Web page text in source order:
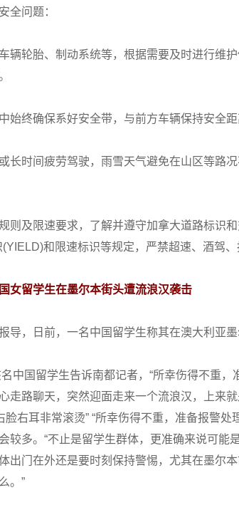
问题：
轮胎、制动系统等，根据需要及时进行维护
终确保系好安全带，与前方车辆保持安全距
时间疲劳驾驶，雨雪天气避免在山区等路况
及限速要求，了解并遵守加拿大道路标识和
和限速标识等规定，严禁超速、酒驾、
女留学生在墨尔本街头遭流浪汉袭击
，日前，一名中国留学生称其在澳大利亚墨
国留学生告诉南都记者，“所幸伤得不重，
走路聊天，突然迎面走来一个流浪汉，上来
脸右耳非常滚烫” “所幸伤得不重，准备报警处
较多。“不止是留学生群体，更准确来说可能
出门在外还是要时刻保持警惕，尤其在墨尔
。”